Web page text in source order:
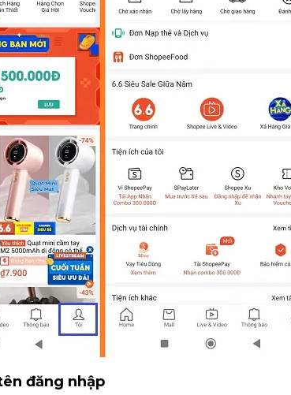
đăng nhập